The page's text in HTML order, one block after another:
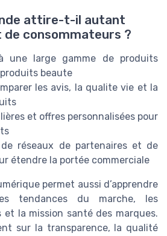
attire-t-il autant
de consommateurs ?
une large gamme de produits
beaute
les avis, la qualite vie et la
et offres personnalisées pour
de réseaux de partenaires et de
étendre la portée commerciale
permet aussi d’apprendre
tendances du marche, les
et la mission santé des marques.
sur la transparence, la qualité